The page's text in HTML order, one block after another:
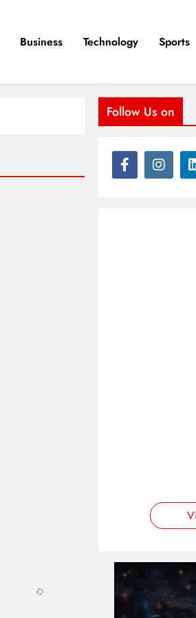
Business Technology Sports
Follow Us on